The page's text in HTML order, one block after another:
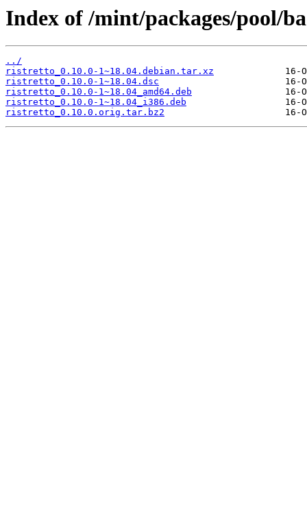
Index of /mint/packages/pool/
../
ristretto_0.10.0-1~18.04.debian.tar.xz
ristretto_0.10.0-1~18.04.dsc
ristretto_0.10.0-1~18.04_amd64.deb
ristretto_0.10.0-1~18.04_i386.deb
ristretto_0.10.0.orig.tar.bz2